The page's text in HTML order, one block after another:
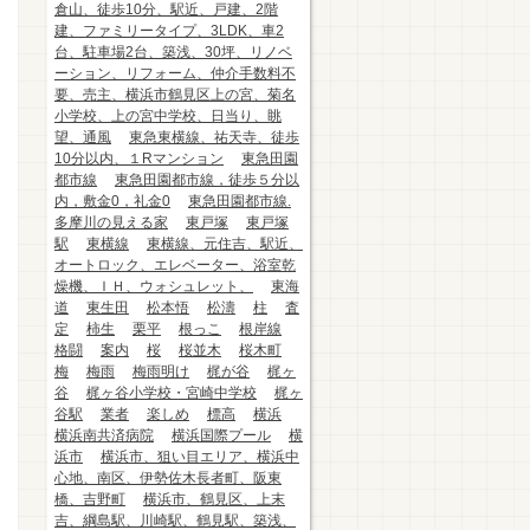
倉山、徒歩10分、駅近、戸建、2階
建、ファミリータイプ、3LDK、車2
台、駐車場2台、築浅、30坪、リノベ
ーション、リフォーム、仲介手数料不
要、売主、横浜市鶴見区上の宮、菊名
小学校、上の宮中学校、日当り、眺
望、通風
東急東横線、祐天寺、徒歩
10分以内、１Rマンション
東急田園
都市線
東急田園都市線，徒歩５分以
内，敷金0，礼金0
東急田園都市線.
多摩川の見える家
東戸塚
東戸塚
駅
東横線
東横線、元住吉、駅近、
オートロック、エレベーター、浴室乾
燥機、ＩＨ、ウォシュレット、
東海
道
東生田 松本悟 松濤 柱
査
定
柿生 栗平 根っこ
根岸線
格闘
案内 桜 桜並木
桜木町
梅
梅雨 梅雨明け 梶が谷
梶ヶ
谷
梶ヶ谷小学校・宮崎中学校
梶ヶ
谷駅
業者 楽しめ 標高
横浜
横浜南共済病院
横浜国際プール
横
浜市
横浜市、狙い目エリア、横浜中
心地、南区、伊勢佐木長者町、阪東
橋、吉野町
横浜市、鶴見区、上末
吉、綱島駅、川崎駅、鶴見駅、築浅、